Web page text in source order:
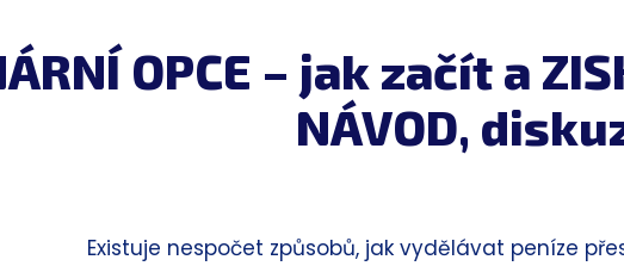
OPCE – jak začít a
NÁVOD,
Existuje nespočet způsobů, jak vydělávat peníze